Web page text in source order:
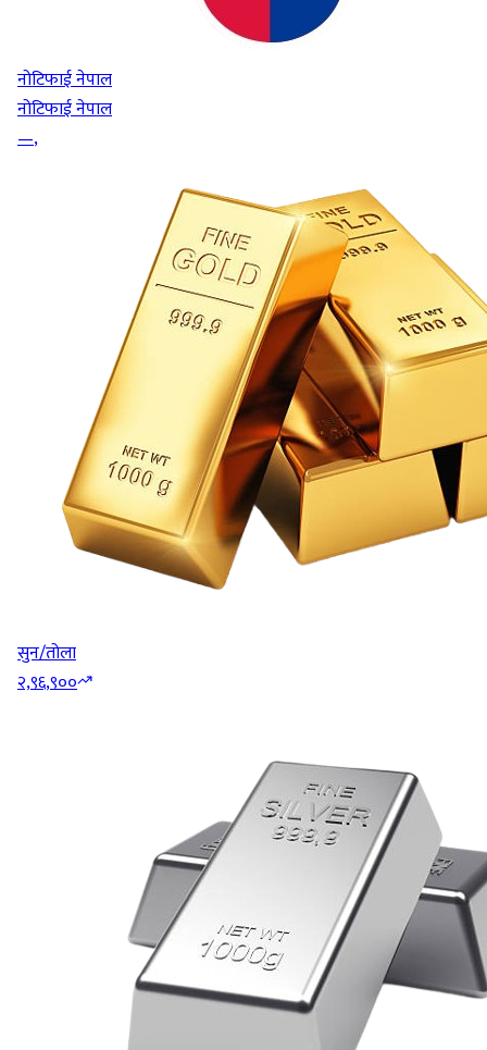
नोटिफाई नेपाल
नोटिफाई नेपाल
—,
सुन/तोला
२,९६,९००